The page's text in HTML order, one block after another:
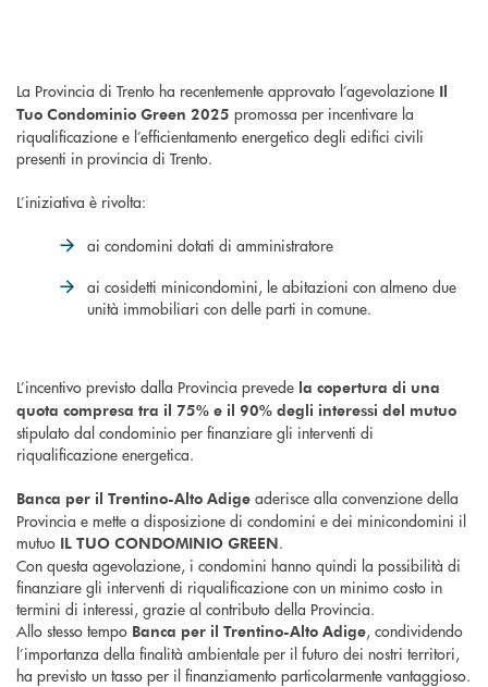
La Provincia di Trento ha recentemente approvato l’agevolazione Il
Tuo Condominio Green 2025 promossa per incentivare la
riqualificazione e l’efficientamento energetico degli edifici civili
presenti in provincia di Trento.
L’iniziativa è rivolta:
ai condomini dotati di amministratore
ai cosidetti minicondomini, le abitazioni con almeno due
unità immobiliari con delle parti in comune.
L’incentivo previsto dalla Provincia prevede la copertura di una
quota compresa tra il 75% e il 90% degli interessi del mutuo
stipulato dal condominio per finanziare gli interventi di
riqualificazione energetica.
Banca per il Trentino-Alto Adige aderisce alla convenzione della
Provincia e mette a disposizione di condomini e dei minicondomini il
mutuo IL TUO CONDOMINIO GREEN.
Con questa agevolazione, i condomini hanno quindi la possibilità di
finanziare gli interventi di riqualificazione con un minimo costo in
termini di interessi, grazie al contributo della Provincia.
Allo stesso tempo Banca per il Trentino-Alto Adige, condividendo
l’importanza della finalità ambientale per il futuro dei nostri territori,
ha previsto un tasso per il finanziamento particolarmente vantaggioso.